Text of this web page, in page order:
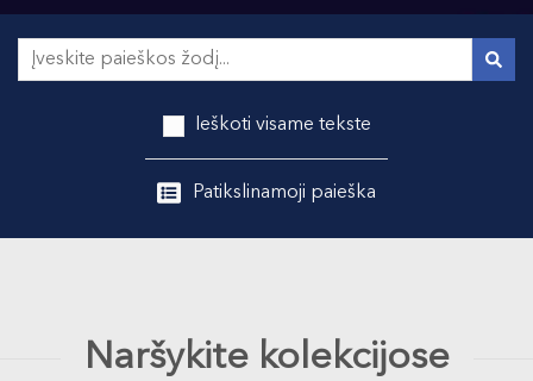
Ieškoti visame tekste
Patikslinamoji paieška
Naršykite kolekcijose